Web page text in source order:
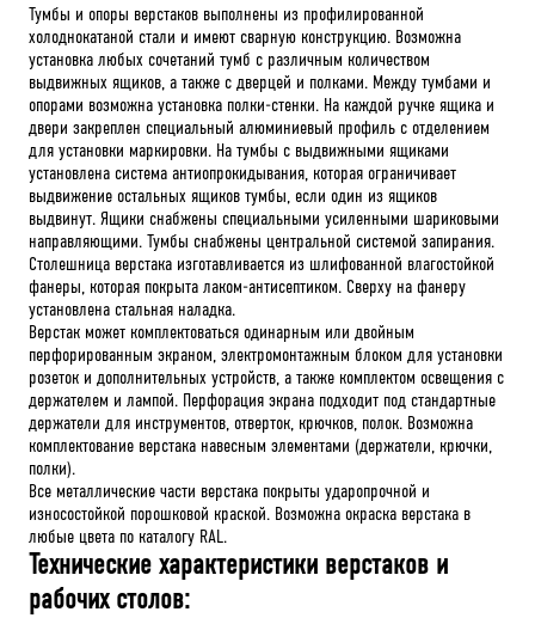
Тумбы и опоры верстаков выполнены из профилированной
холоднокатаной стали и имеют сварную конструкцию. Возможна
установка любых сочетаний тумб с различным количеством
выдвижных ящиков, а также с дверцей и полками. Между тумбами и
опорами возможна установка полки-стенки. На каждой ручке ящика и
двери закреплен специальный алюминиевый профиль с отделением
для установки маркировки. На тумбы с выдвижными ящиками
установлена система антиопрокидывания, которая ограничивает
выдвижение остальных ящиков тумбы, если один из ящиков
выдвинут. Ящики снабжены специальными усиленными шариковыми
направляющими. Тумбы снабжены центральной системой запирания.
Столешница верстака изготавливается из шлифованной влагостойкой
фанеры, которая покрыта лаком-антисептиком. Сверху на фанеру
установлена стальная наладка.
Верстак может комплектоваться одинарным или двойным
перфорированным экраном, электромонтажным блоком для установки
розеток и дополнительных устройств, а также комплектом освещения с
держателем и лампой. Перфорация экрана подходит под стандартные
держатели для инструментов, отверток, крючков, полок. Возможна
комплектование верстака навесным элементами (держатели, крючки,
полки).
Все металлические части верстака покрыты ударопрочной и
износостойкой порошковой краской. Возможна окраска верстака в
любые цвета по каталогу RAL.
Технические характеристики верстаков и
рабочих столов: